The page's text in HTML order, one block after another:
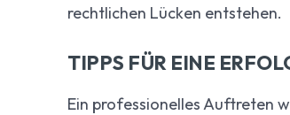
rechtlichen Lücken entstehen.
TIPPS FÜR EINE
Ein professionelles Auftreten